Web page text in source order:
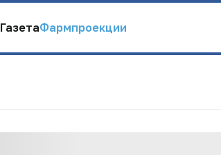
ГазетаФармпроекции